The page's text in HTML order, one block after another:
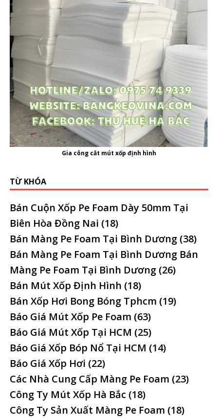
Gia công cắt mút xốp định hình
TỪ KHÓA
Bán Cuộn Xốp Pe Foam Dày 50mm Tại
Biên Hòa Đồng Nai (18)
Bán Màng Pe Foam Tại Bình Dương (38)
Bán Màng Pe Foam Tại Bình Dương Bán
Màng Pe Foam Tại Bình Dương (26)
Bán Mút Xốp Định Hình (18)
Bán Xốp Hơi Bong Bóng Tphcm (19)
Báo Giá Mút Xốp Pe Foam (63)
Báo Giá Mút Xốp Tại HCM (25)
Báo Giá Xốp Bóp Nổ Tại HCM (14)
Báo Giá Xốp Hơi (22)
Các Nhà Cung Cấp Màng Pe Foam (23)
Công Ty Mút Xốp Hà Bắc (18)
Công Ty Sản Xuất Màng Pe Foam (18)